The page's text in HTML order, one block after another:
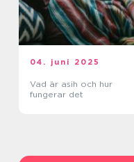
04. juni 2025
Vad är asih och hur
fungerar det